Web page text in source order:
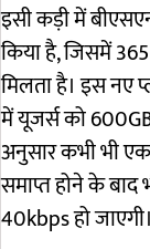
इसी कड़ी में
किया है, जिसमें
मिलता है। इस नए
में यूजर्स को
अनुसार कभी भी
समाप्त होने के
40kbps हो जाएगी।